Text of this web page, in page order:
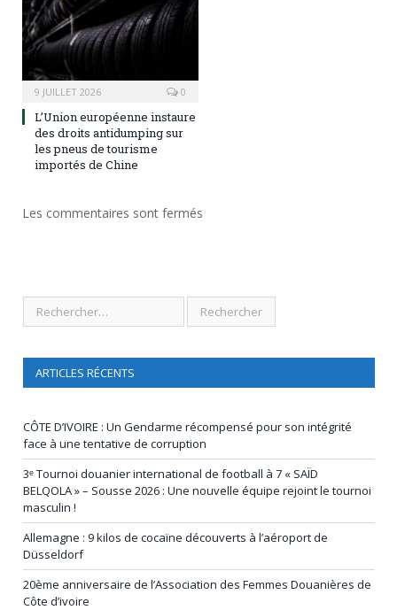
9 JUILLET 2026 0
L’Union européenne instaure
des droits antidumping sur
les pneus de tourisme
importés de Chine
Les commentaires sont fermés
ARTICLES RÉCENTS
CÔTE D’IVOIRE : Un Gendarme récompensé pour son intégrité
face à une tentative de corruption
3ᵉ Tournoi douanier international de football à 7 « SAÏD
BELQOLA » – Sousse 2026 : Une nouvelle équipe rejoint le tournoi
masculin !
Allemagne : 9 kilos de cocaïne découverts à l’aéroport de
Düsseldorf
20ème anniversaire de l’Association des Femmes Douanières de
Côte d’ivoire